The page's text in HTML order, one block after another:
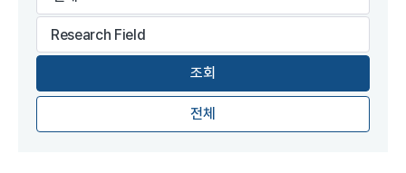
전체